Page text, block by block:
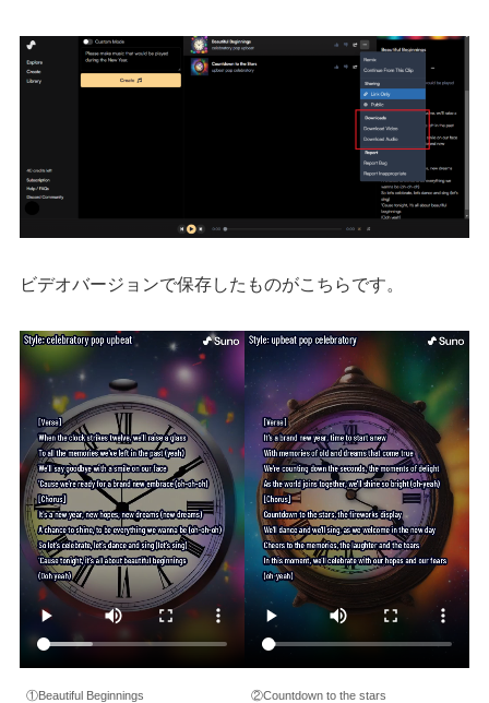
ビデオバージョンで保存したものがこちらです。
①Beautiful Beginnings ②Countdown to the stars